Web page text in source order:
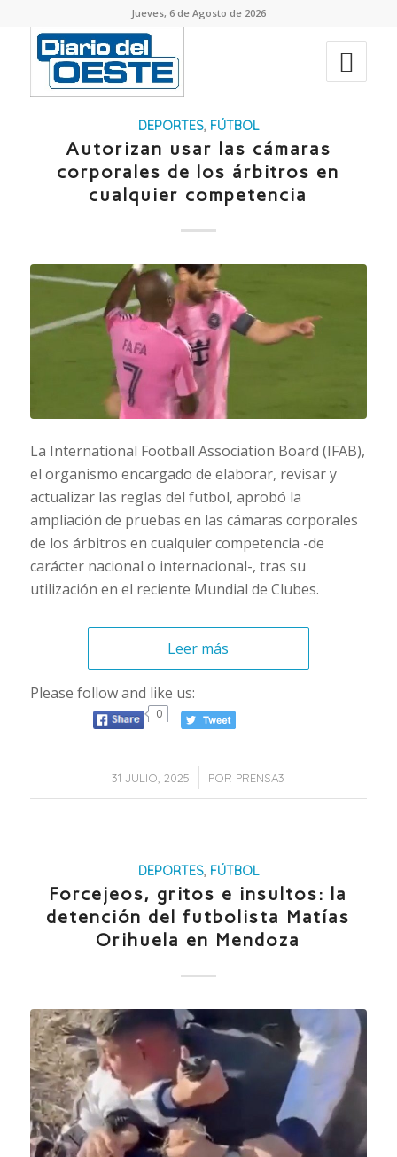
Jueves, 6 de Agosto de 2026
DEPORTES, FÚTBOL
Autorizan usar las cámaras
corporales de los árbitros en
cualquier competencia
La International Football Association Board (IFAB),
el organismo encargado de elaborar, revisar y
actualizar las reglas del futbol, aprobó la
ampliación de pruebas en las cámaras corporales
de los árbitros en cualquier competencia -de
carácter nacional o internacional-, tras su
utilización en el reciente Mundial de Clubes.
Leer más
Please follow and like us:
0
31 JULIO, 2025
/ POR PRENSA3
DEPORTES, FÚTBOL
Forcejeos, gritos e insultos: la
detención del futbolista Matías
Orihuela en Mendoza